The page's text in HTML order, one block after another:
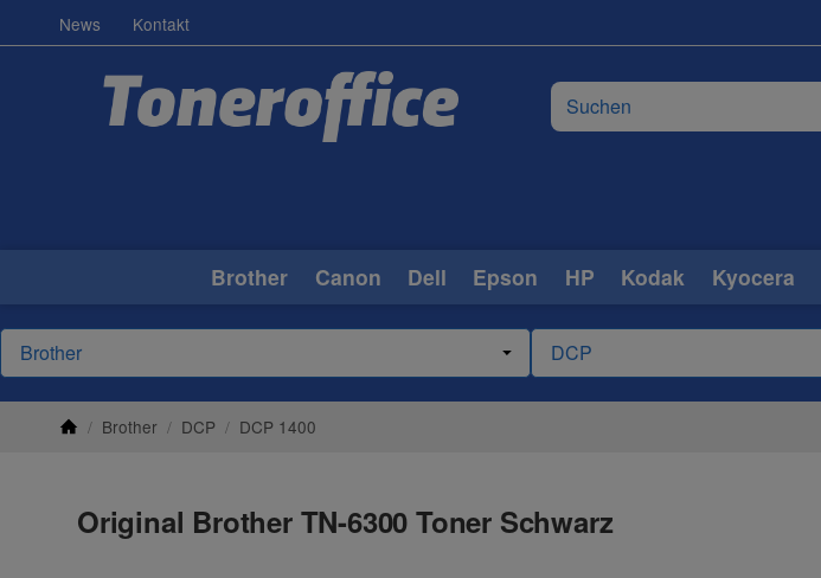
News Kontakt
Brother Canon Dell Epson HP Kodak Kyocera
/ Brother / DCP / DCP 1400
Original Brother TN-6300 Toner Schwarz